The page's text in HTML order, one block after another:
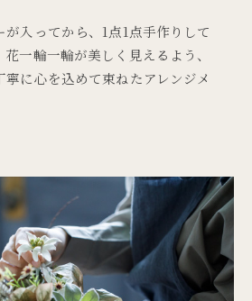
入ってから、1点1点手作りして
一輪一輪が美しく見えるよう、
に心を込めて束ねたアレンジメ